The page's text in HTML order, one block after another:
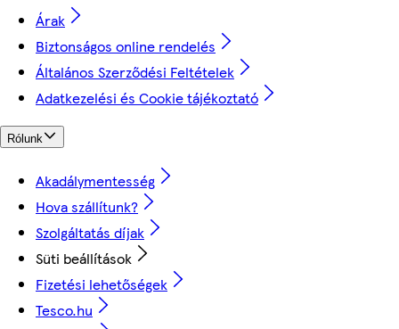
Árak
Biztonságos online rendelés
Általános Szerződési Feltételek
Adatkezelési és Cookie tájékoztató
Rólunk
Akadálymentesség
Hova szállítunk?
Szolgáltatás díjak
Süti beállítások
Fizetési lehetőségek
Tesco.hu